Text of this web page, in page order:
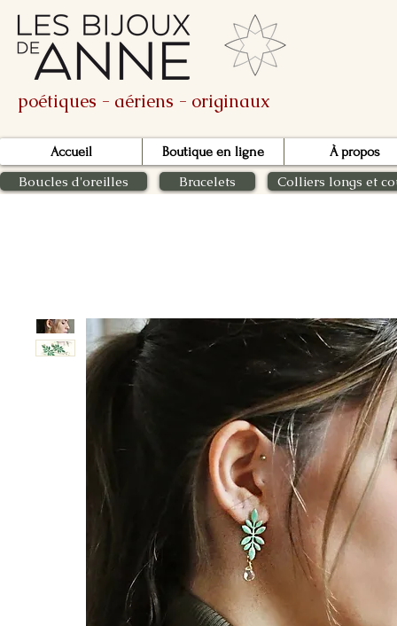
poétiques - aériens - originaux
Accueil Boutique en ligne À propos
Boucles d'oreilles Bracelets Colliers longs et